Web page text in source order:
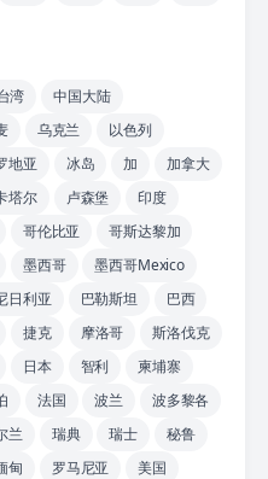
湾
中国大陆
乌克兰
以色列
地亚 冰岛 加
加拿大
塔尔 卢森堡
印度
哥伦比亚
哥斯达黎加
墨西哥
墨西哥Mexico
日利亚 巴勒斯坦
巴西
捷克 摩洛哥
斯洛伐克
日本 智利
柬埔寨
法国 波兰
波多黎各
兰 瑞典 瑞士
秘鲁
甸 罗马尼亚
美国